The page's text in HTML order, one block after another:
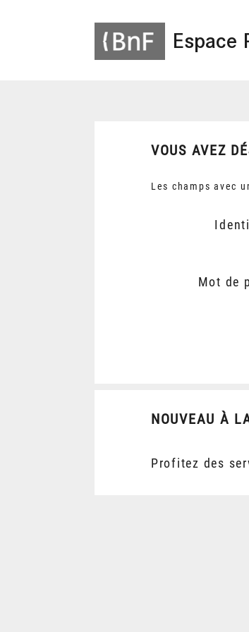
Espace
VOUS AVEZ
Les champs avec
Mot de
NOUVEAU À
Profitez des